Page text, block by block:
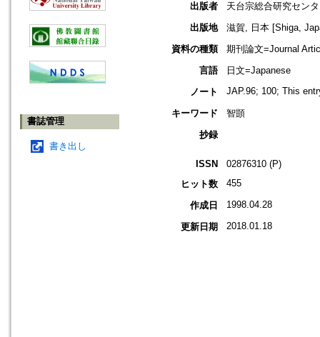
書誌管理
書き出し
出版者
天台宗総合研究セン
出版地
滋賀, 日本 [Shiga,
資料の種類
期刊論文=Journal
言語
日文=Japanese
ノート
JAP.96; 100; This
キーワード
智顗
抄録
ISSN
02876310 (P)
ヒット数
455
作成日 1998.04.28
更新日期 2018.01.18